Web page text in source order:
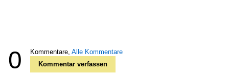
0 Kommentare, Alle Kommentare
Kommentar verfassen